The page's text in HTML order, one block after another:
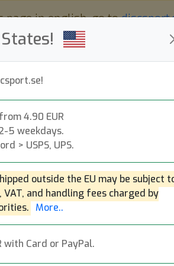
4.90 EUR
5 weekdays.
> USPS, UPS.
outside the EU may be subject
VAT, and handling fees charged by
More..
with Card or PayPal.
page in english, go to
Kampanjer
Fri frakt över 149 EUR
2nd)
datum mold —
dock inte